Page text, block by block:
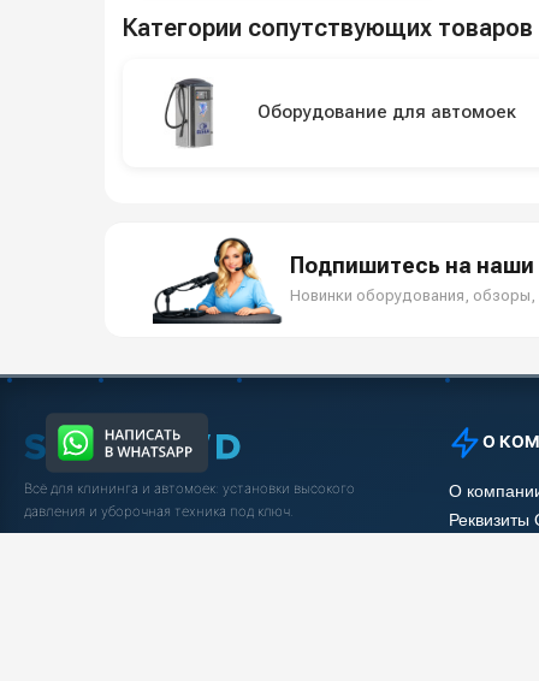
Категории сопутствующих товаров
Оборудование для автомоек
Подпишитесь на наши
Новинки оборудования,
Всё для клининга и автомоек: установки высокого
давления и уборочная техника под ключ.
О
О